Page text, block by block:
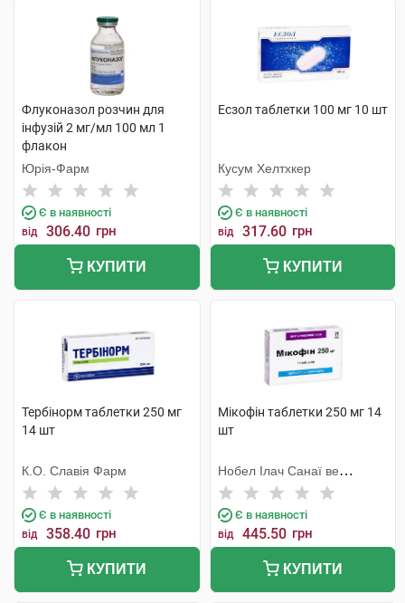
Флуконазол розчин для
інфузій 2 мг/мл 100 мл 1
флакон
Юрія-Фарм
Є в наявності
від 306.40 грн
КУПИТИ
Есзол таблетки 100 мг 10 шт
Кусум Хелтхкер
Є в наявності
від 317.60 грн
КУПИТИ
Тербінорм таблетки 250 мг
14 шт
К.О. Славія Фарм
Є в наявності
від 358.40 грн
КУПИТИ
Мікофін таблетки 250 мг 14
шт
Нобел Ілач Санаї ве
Тіджарет
Є в наявності
від 445.50 грн
КУПИТИ